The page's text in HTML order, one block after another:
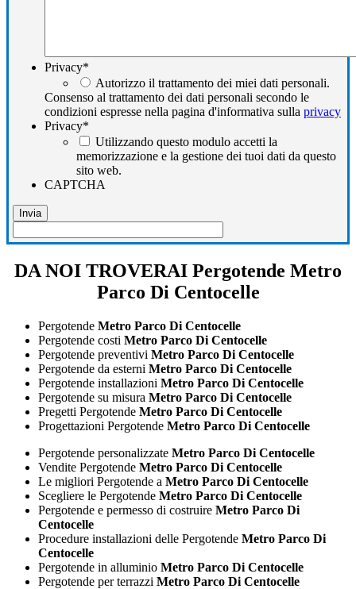
Privacy*
Autorizzo il trattamento dei miei dati personali.
Consenso al trattamento dei dati personali secondo le
condizioni espresse nella pagina d'informativa sulla privacy
Privacy*
Utilizzando questo modulo accetti la
memorizzazione e la gestione dei tuoi dati da questo
sito web.
CAPTCHA
DA NOI TROVERAI Pergotende Metro
Parco Di Centocelle
Pergotende Metro Parco Di Centocelle
Pergotende costi Metro Parco Di Centocelle
Pergotende preventivi Metro Parco Di Centocelle
Pergotende da esterni Metro Parco Di Centocelle
Pergotende installazioni Metro Parco Di Centocelle
Pergotende su misura Metro Parco Di Centocelle
Pregetti Pergotende Metro Parco Di Centocelle
Progettazioni Pergotende Metro Parco Di Centocelle
Pergotende personalizzate Metro Parco Di Centocelle
Vendite Pergotende Metro Parco Di Centocelle
Le migliori Pergotende a Metro Parco Di Centocelle
Scegliere le Pergotende Metro Parco Di Centocelle
Pergotende e permesso di costruire Metro Parco Di
Centocelle
Procedure installazioni delle Pergotende Metro Parco Di
Centocelle
Pergotende in alluminio Metro Parco Di Centocelle
Pergotende per terrazzi Metro Parco Di Centocelle